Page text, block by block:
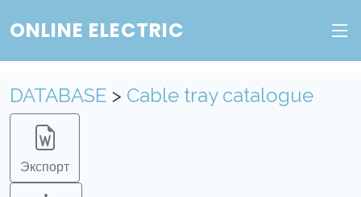
ONLINE ELECTRIC
DATABASE > Cable tray catalogue
Экспорт